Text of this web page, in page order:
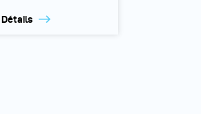
Détails